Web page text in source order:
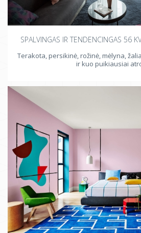
SPALVINGAS IR TENDENCINGAS 56
Terakota, persikinė, rožinė, mėlyna,
ir kuo puikiausiai